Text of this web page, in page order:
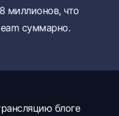
миллионов, что
суммарно.
блоге